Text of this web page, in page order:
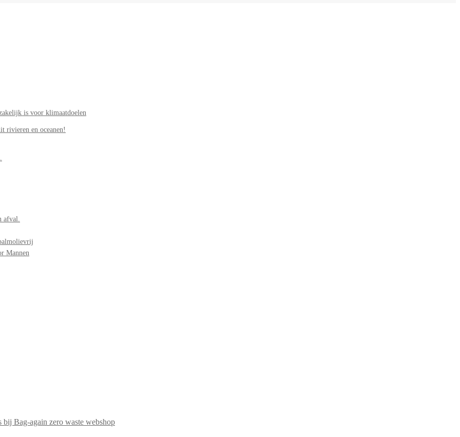
is voor klimaatdoelen
rivieren en oceanen!
afval.
Mannen